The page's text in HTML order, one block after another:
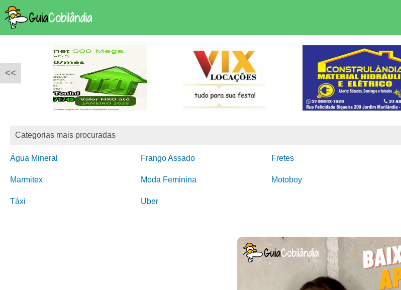
<<
Categorias mais procuradas
Água Mineral Frango Assado Fretes
Marmitex Moda Feminina Motoboy
Táxi Uber